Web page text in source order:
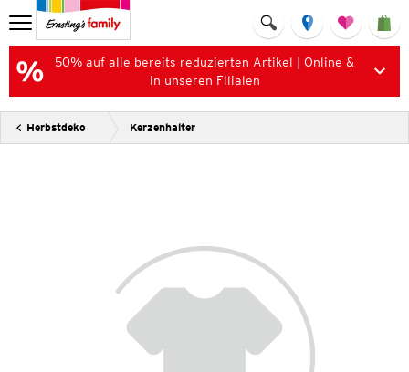
50% auf alle bereits reduzierten Artikel | Online &
in unseren Filialen
Herbstdeko Kerzenhalter